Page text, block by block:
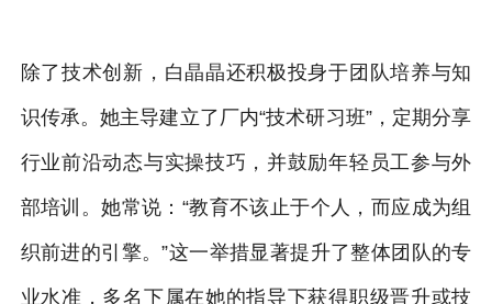
除了技术创新，白晶晶还积极投身于团队培养与知
识传承。她主导建立了厂内“技术研习班”，定期分享
行业前沿动态与实操技巧，并鼓励年轻员工参与外
部培训。她常说：“教育不该止于个人，而应成为组
织前进的引擎。”这一举措显著提升了整体团队的专
业水准，多名下属在她的指导下获得职级晋升或技